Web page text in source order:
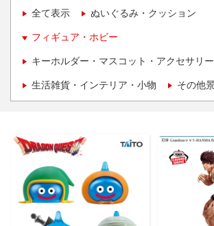
全て表示 ぬいぐるみ・クッション
フィギュア・ホビー
キーホルダー・マスコット・アクセサリー
生活雑貨・インテリア・小物 その他